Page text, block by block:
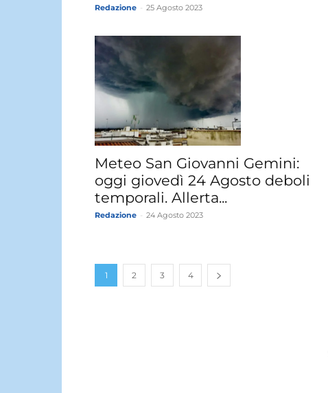
Redazione 25 Agosto 2023
Meteo San Giovanni Gemini:
oggi giovedì 24 Agosto deboli
temporali. Allerta...
Redazione 24 Agosto 2023
1 2 3 4